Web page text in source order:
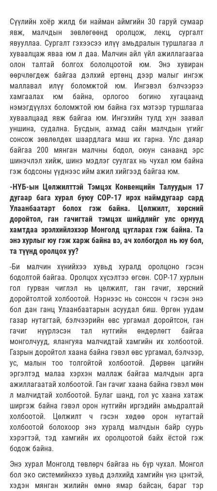
Сүүлийн хоёр жилд би найман аймгийн 30 гаруй сумаар
явж, малчдын зөвлөгөөнд оролцож, лекц, сургалт
явууллаа. Сургалт гэхээсээ илүү амьдралын туршлагаа л
хуваалцаж яваа юм л даа. Малчин айл үйл ажиллагаагаа
олон талтай болгох бололцоотой юм. Энэ хувиран
өөрчлөгдөж байгаа дэлхий ертөнц дээр малыг ингэж
маллавал илүү боломжтой юм. Ингэвэл бэлчээрээ
хамгаалах юм байна, орлогоо богино хугацаанд
нэмэгдүүлэх боломжтой юм байна гэх мэтээр туршлагаа
хуваалцаад явж байгаа юм. Ингэхийн тулд хүн заавал
уншина, судална. Бусдын, ахмад сайн малчдын үгийг
сонсож зөвлөлдөх шаардлага маш их гарна. Улс даяар
байгаа 200 мянган малчны бодол, оюун санаанд эрс
шинэчлэл хийж, шинэ мэдлэг суулгах нь чухал юм байна
гэж бодсоны үүднээс ийм ажил хийгээд байгаа юм.
-НҮБ-ын Цөлжилттэй Тэмцэх Конвенцийн Талуудын 17
дугаар бага хурал буюу COP-17 ирэх наймдугаар сард
Улаанбаатарт болох гэж байна. Цөлжилт, хөрсний
доройтол, ган гачигтай тэмцэх шийдлийг улс орнууд
хамтдаа эрэлхийлэхээр Монголд цугларах гэж байна. Та
энэ хурлыг юу гэж харж байна вэ, ач холбогдол нь юу бол,
та түүнд оролцох уу?
-Би малчин хүнийхээ хувьд хуралд оролцоно гэсэн
бодолтой байгаа. Оролцох хүсэлтээ өгсөн. COP-17 хурлын
гол гурван чиглэл нь цөлжилт, ган гачиг, хөрсний
доройтолтой холбоотой. Нэрнээс нь сонссон ч гэсэн энэ
бол дан ганц Улаанбаатарын асуудал биш. Өргөн уудам
газар нутагтай, бэлчээрийн өвс ургамал доройтсон, ган
гачиг нүүрлэсэн тал нутгийн өндөрлөгт байгаа
монголчууд, ялангуяа малчидтай хамгийн их холбоотой.
Газрын доройтол хаана байна гэвэл өвс ургамал, бэлчээр,
ус, малын тоо толгойтой холбоотой. Дөрвөн цагийн
эргэлтэд малаа хэрхэн маллаж байгаа малчдын арга
ажиллагаатай холбоотой. Ган гачиг хаана байна гэвэл мөн
л малчидтай холбоотой. Булаг шанд, гол ус хаана хатаж
ширгэж байна гэвэл орон нутгийн иргэдийн амьдралтай
холбоотой. Цөлжилт ч гэсэн хөдөө орон нутагтай
холбоотой болохоор энэ хуралд малчдын байр суурь
хэрэгтэй, тэд хамгийн их оролцоотой байх ёстой гэж
бодож байна.
Энэ хурал Монголд төвлөрч байгаа нь бүр чухал. Монгол
бол эко системийнхээ хувьд дэлхийд хамгийн үнэ цэнтэй,
хэдэн мянган жилийн өмнө ямар байсан, бараг тэр